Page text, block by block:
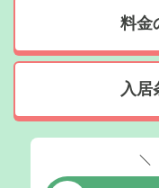
料金
入居